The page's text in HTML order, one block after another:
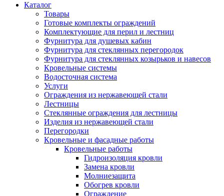
Каталог
Товары
Готовые комплекты ограждений
Комплектующие для перил и лестниц
Фурнитура для душевых кабин
Фурнитура для стеклянных перегородок
Фурнитура для стеклянных козырьков и навесов
Кровельные системы
Водосточная система
Услуги
Ограждения из нержавеющей стали
Лестницы
Стеклянные ограждения для лестницы
Изделия из нержавеющей стали
Перегородки
Кровельные и фасадные работы
Кровельные работы
Гидроизоляция кровли
Замена кровли
Молниезащита
Обогрев кровли
Ограждение